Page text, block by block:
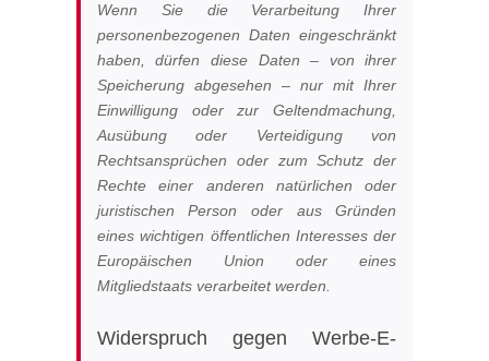
Wenn Sie die Verarbeitung Ihrer
personenbezogenen Daten eingeschränkt
haben, dürfen diese Daten – von ihrer
Speicherung abgesehen – nur mit Ihrer
Einwilligung oder zur Geltendmachung,
Ausübung oder Verteidigung von
Rechtsansprüchen oder zum Schutz der
Rechte einer anderen natürlichen oder
juristischen Person oder aus Gründen
eines wichtigen öffentlichen Interesses der
Europäischen Union oder eines
Mitgliedstaats verarbeitet werden.
Widerspruch gegen Werbe-E-